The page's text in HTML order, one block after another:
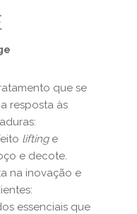
que se
resposta às
liftinge
e decote.
na inovação e
essenciais que